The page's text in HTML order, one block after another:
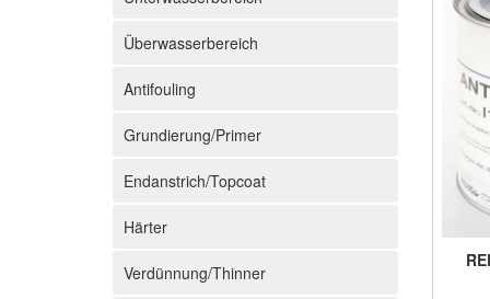
Überwasserbereich
Antifouling
Grundierung/Primer
Endanstrich/Topcoat
Härter
Verdünnung/Thinner